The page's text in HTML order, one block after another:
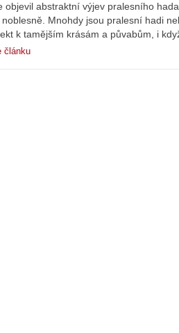
objevil abstraktní výjev pralesního
Mnohdy jsou pralesní hadi
k tamějším krásám a půvabům, i
článku